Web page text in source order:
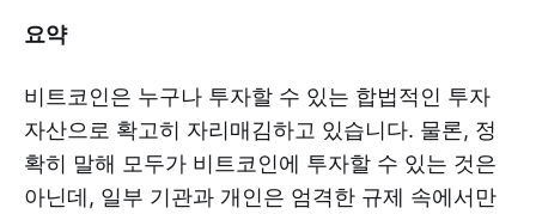
요약
비트코인은 누구나 투자할 수 있는 합법적인 투자
자산으로 확고히 자리매김하고 있습니다. 물론, 정
확히 말해 모두가 비트코인에 투자할 수 있는 것은
아닌데, 일부 기관과 개인은 엄격한 규제 속에서만